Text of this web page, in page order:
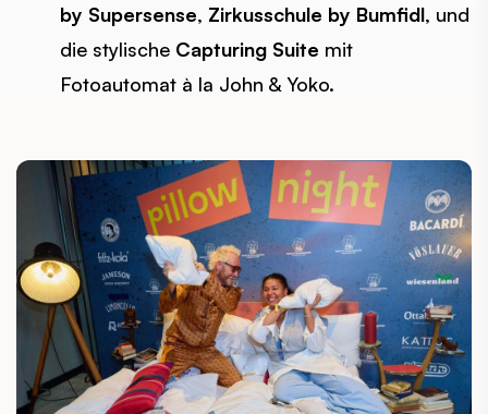
by Supersense, Zirkusschule by Bumfidl, und
die stylische Capturing Suite mit
Fotoautomat à la John & Yoko.